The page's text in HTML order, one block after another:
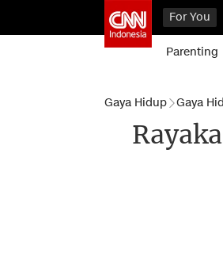
For You
Parenting
Gaya Hidup Gaya